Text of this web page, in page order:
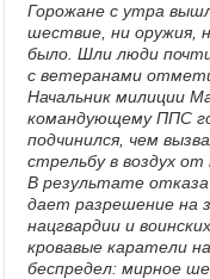
Горожане с утра
шествие, ни оружия,
было. Шли люди
с ветеранами
Начальник милиции
командующему ППС
подчинился, чем
стрельбу в воздух от
В результате
дает разрешение на
нацгвардии и
кровавые каратели
беспредел: мирное